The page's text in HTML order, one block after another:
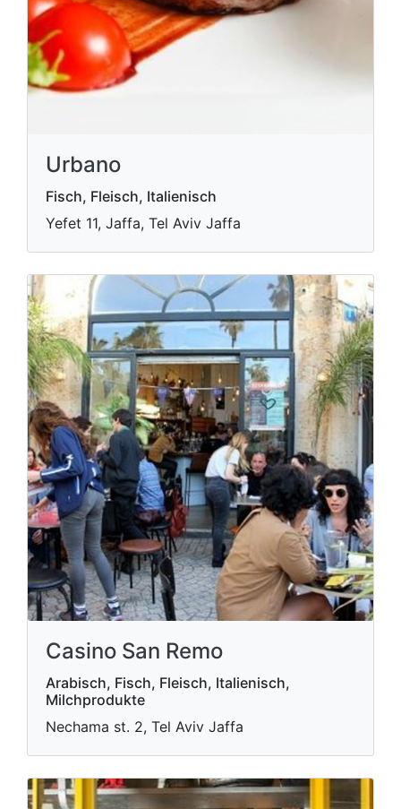
Urbano
Fisch, Fleisch, Italienisch
Yefet 11, Jaffa, Tel Aviv Jaffa
Casino San Remo
Arabisch, Fisch, Fleisch, Italienisch,
Milchprodukte
Nechama st. 2, Tel Aviv Jaffa